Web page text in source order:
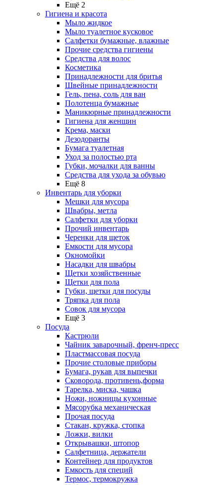
Ещё 2
Гигиена и красота
Мыло жидкое
Мыло туалетное кусковое
Салфетки бумажные, влажные
Прочие средства гигиены
Средства для волос
Косметика
Принадлежности для бритья
Швейные принадлежности
Гель, пена, соль для ван
Полотенца бумажные
Маникюрные принадлежности
Гигиена для женщин
Крема, маски
Дезодоранты
Бумага туалетная
Уход за полостью рта
Губки, мочалки для ванны
Средства для ухода за обувью
Ещё 8
Инвентарь для уборки
Мешки для мусора
Швабры, метла
Салфетки для уборки
Прочий инвентарь
Черенки для щеток
Емкости для мусора
Окномойки
Насадки для швабры
Щетки хозяйственные
Щетки для пола
Губки, щетки для посуды
Тряпка для пола
Совок для мусора
Ещё 3
Посуда
Кастрюли
Чайник заварочный, френч-пресс
Пластмассовая посуда
Прочие столовые приборы
Бумага, рукав для выпечки
Сковорода, противень,форма
Тарелка, миска, чашка
Ножи, ножницы кухонные
Мясорубка механическая
Прочая посуда
Стакан, кружка, стопка
Ложки, вилки
Открывашки, штопор
Салфетница, держатели
Контейнер для продуктов
Емкость для специй
Термос, термокружка